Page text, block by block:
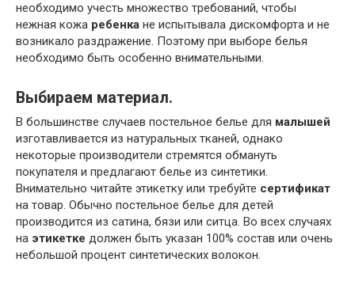
необходимо учесть множество требований, чтобы
нежная кожа ребенка не испытывала дискомфорта и не
возникало раздражение. Поэтому при выборе белья
необходимо быть особенно внимательными.
Выбираем материал.
В большинстве случаев постельное белье для малышей
изготавливается из натуральных тканей, однако
некоторые производители стремятся обмануть
покупателя и предлагают белье из синтетики.
Внимательно читайте этикетку или требуйте сертификат
на товар. Обычно постельное белье для детей
производится из сатина, бязи или ситца. Во всех случаях
на этикетке должен быть указан 100% состав или очень
небольшой процент синтетических волокон.